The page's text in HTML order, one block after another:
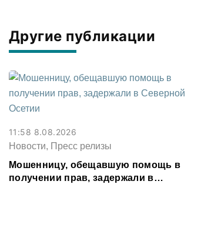
Другие публикации
11:58 8.08.2026
Новости, Пресс релизы
Мошенницу, обещавшую помощь в
получении прав, задержали в